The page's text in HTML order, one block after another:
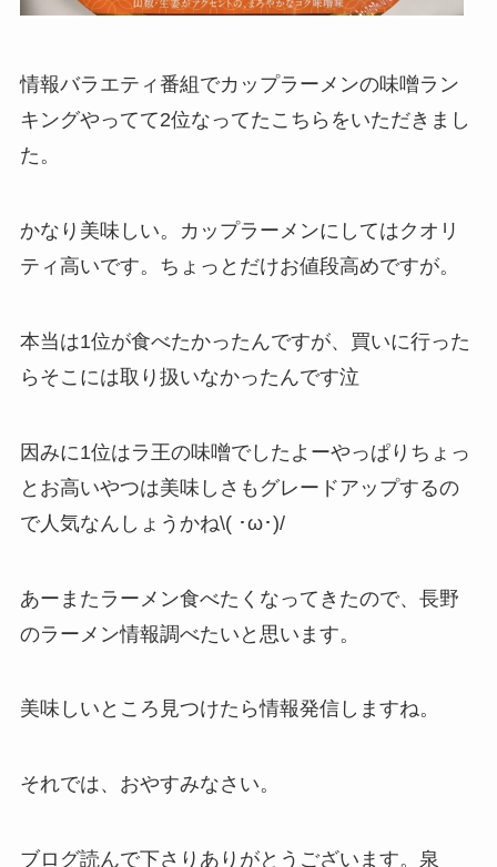
情報バラエティ番組でカップラーメンの味噌ラン
キングやってて2位なってたこちらをいただきまし
た。
かなり美味しい。カップラーメンにしてはクオリ
ティ高いです。ちょっとだけお値段高めですが。
本当は1位が食べたかったんですが、買いに行った
らそこには取り扱いなかったんです泣
因みに1位はラ王の味噌でしたよーやっぱりちょっ
とお高いやつは美味しさもグレードアップするの
で人気なんしょうかね\( ･ω･)/
あーまたラーメン食べたくなってきたので、長野
のラーメン情報調べたいと思います。
美味しいところ見つけたら情報発信しますね。
それでは、おやすみなさい。
ブログ読んで下さりありがとうございます。泉